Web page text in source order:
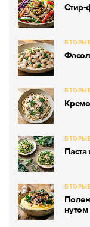
Стир-
Паста
нутом